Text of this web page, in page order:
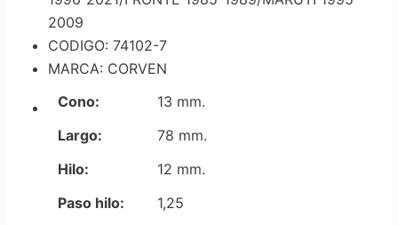
2009
CODIGO: 74102-7
MARCA: CORVEN
Cono:
13 mm.
Largo:
78 mm.
Hilo:
12 mm.
Paso hilo:
1,25